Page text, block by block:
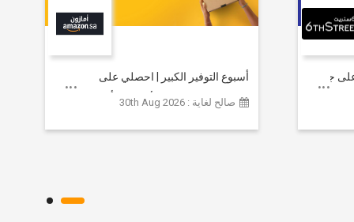
يصل إلى 80% على جميع
أسبوع التوفير الكبير | احصلي على
مستلزمات التجميل الأساسية بأسعار تبدأ
صالح لغاية : 30th Aug 2026